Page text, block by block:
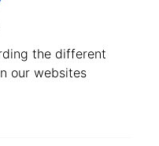
the different
our websites